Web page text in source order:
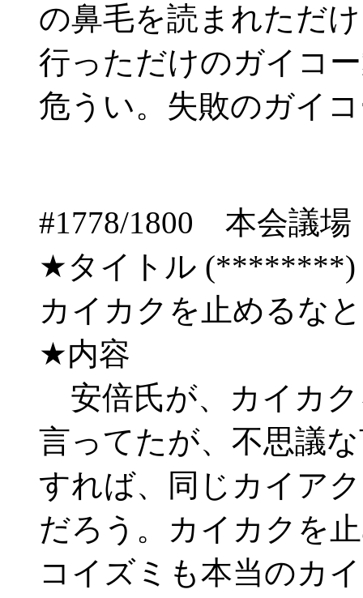
の鼻毛を読まれただ
行っただけのガイコ
危うい。失敗のガイ
#1778/1800 本会議
★タイトル (********)
カイカクを止めるな
★内容
安倍氏が、カイカ
言ってたが、不思議
すれば、同じカイア
だろう。カイカクを
コイズミも本当のカ